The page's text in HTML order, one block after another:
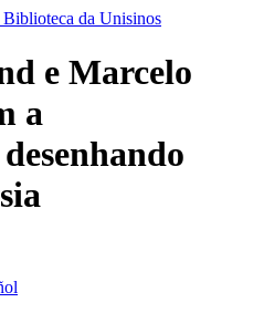
da Unisinos
e Marcelo
a